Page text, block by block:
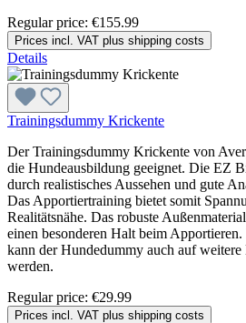
Regular price: €155.99
Prices incl. VAT plus shipping costs
Details
Trainingsdummy Krickente
Der Trainingsdummy Krickente von
die Hundeausbildung geeignet. Die EZ
durch realistisches Aussehen und gute
Das Apportiertraining bietet somit
Realitätsnähe. Das robuste
einen besonderen Halt beim
kann der Hundedummy auch auf
werden.
Regular price: €29.99
Prices incl. VAT plus shipping costs